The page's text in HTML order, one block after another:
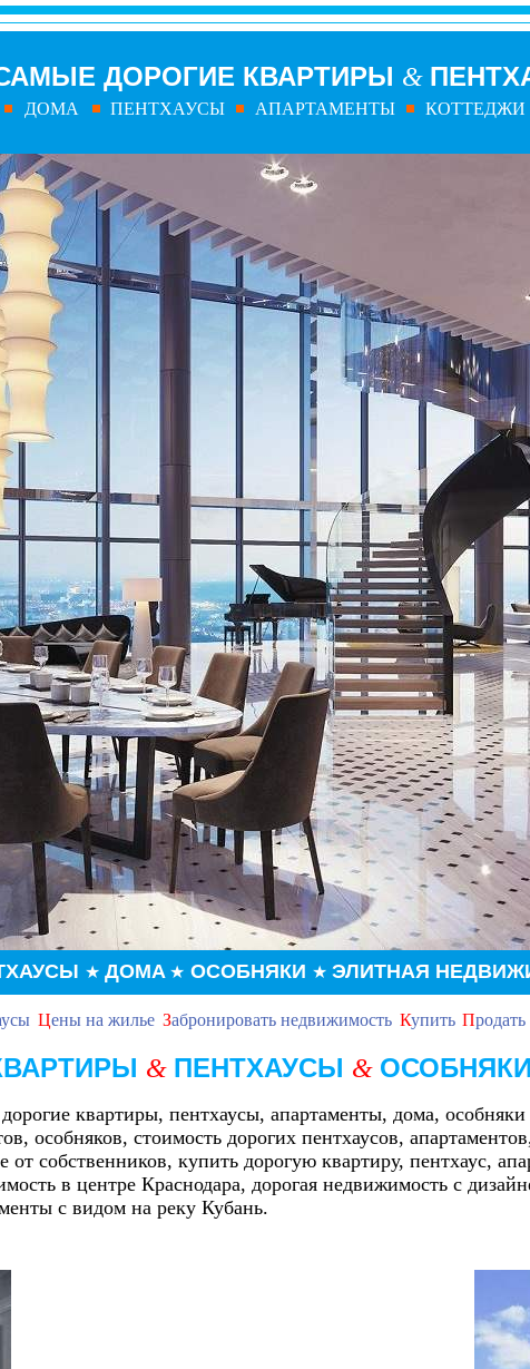
ДОРОГИЕ КВАРТИРЫ &
ДОМА ПЕНТХАУСЫ АПАРТАМЕНТЫ КОТТЕДЖИ
★ ДОМА ★ ОСОБНЯКИ ★ ЭЛИТНАЯ
Цены на жилье Забронировать недвижимость Купить Продать
& ПЕНТХАУСЫ & ОСОБНЯКИ
квартиры, пентхаусы, апартаменты, дома,
особняков, стоимость дорогих пентхаусов,
от собственников, купить дорогую квартиру, пентхаус,
в центре Краснодара, дорогая недвижимость с
с видом на реку Кубань.